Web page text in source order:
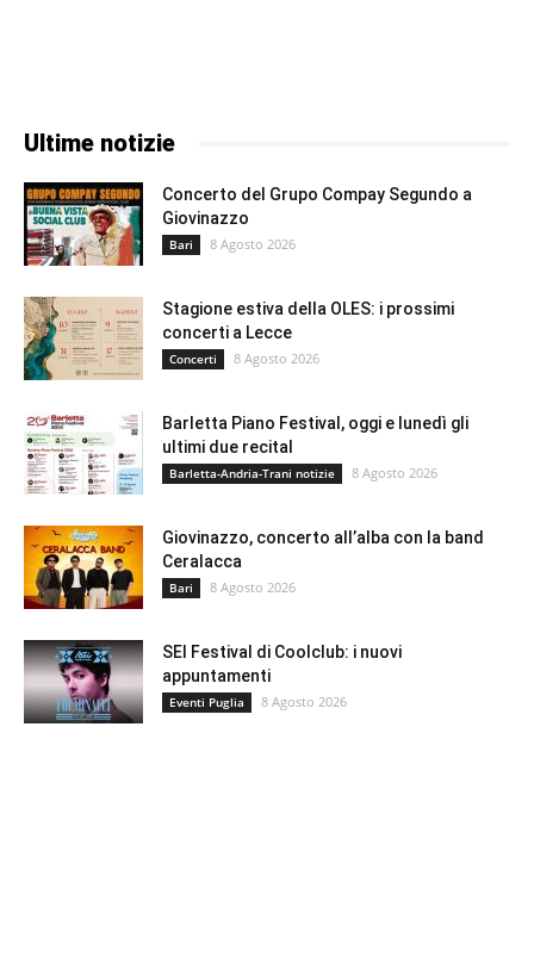
Ultime notizie
Concerto del Grupo Compay Segundo a
Giovinazzo
Bari 8 Agosto 2026
Stagione estiva della OLES: i prossimi
concerti a Lecce
Concerti 8 Agosto 2026
Barletta Piano Festival, oggi e lunedì gli
ultimi due recital
Barletta-Andria-Trani notizie 8 Agosto 2026
Giovinazzo, concerto all’alba con la band
Ceralacca
Bari 8 Agosto 2026
SEI Festival di Coolclub: i nuovi
appuntamenti
Eventi Puglia 8 Agosto 2026